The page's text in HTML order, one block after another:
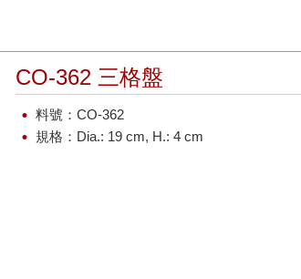
CO-362 三格盤
料號：CO-362
規格：Dia.: 19 cm, H.: 4 cm